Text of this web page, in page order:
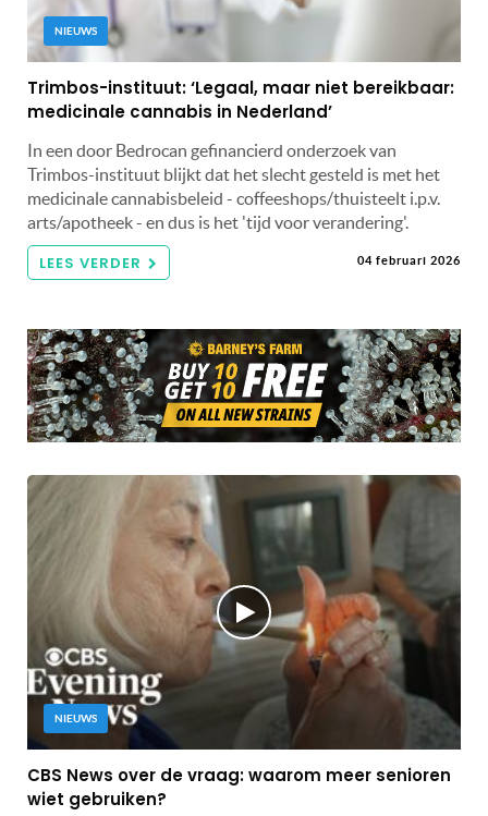
NIEUWS
Trimbos-instituut: ‘Legaal, maar niet bereikbaar:
medicinale cannabis in Nederland’
In een door Bedrocan gefinancierd onderzoek van
Trimbos-instituut blijkt dat het slecht gesteld is met het
medicinale cannabisbeleid - coffeeshops/thuisteelt i.p.v.
arts/apotheek - en dus is het 'tijd voor verandering'.
LEES VERDER 04 februari 2026
NIEUWS
CBS News over de vraag: waarom meer senioren
wiet gebruiken?